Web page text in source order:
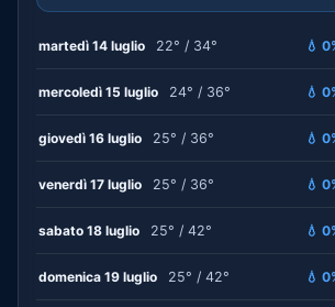
martedì 14 luglio 22° / 34° 💧
mercoledì 15 luglio 24° / 36° 💧
giovedì 16 luglio 25° / 36° 💧
venerdì 17 luglio 25° / 36° 💧
sabato 18 luglio 25° / 42° 💧
domenica 19 luglio 25° / 42° 💧